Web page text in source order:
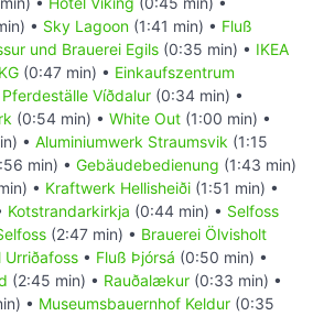
• Sky Lagoon (1:41 min) • Fluß
und Brauerei Egils (0:35 min) • IKEA
(0:47 min) • Einkaufszentrum
Pferdeställe Víðdalur (0:34 min) •
(0:54 min) • White Out (1:00 min) •
• Aluminiumwerk Straumsvik (1:15
min) • Gebäudebedienung (1:43 min)
• Kraftwerk Hellisheiði (1:51 min) •
Kotstrandarkirkja (0:44 min) • Selfoss
(2:47 min) • Brauerei Ölvisholt
Urriðafoss • Fluß Þjórsá (0:50 min) •
(2:45 min) • Rauðalækur (0:33 min) •
• Museumsbauernhof Keldur (0:35